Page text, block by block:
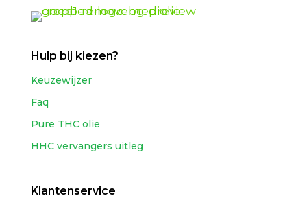
Hulp bij kiezen?
Keuzewijzer
Faq
Pure THC olie
HHC vervangers uitleg
Klantenservice